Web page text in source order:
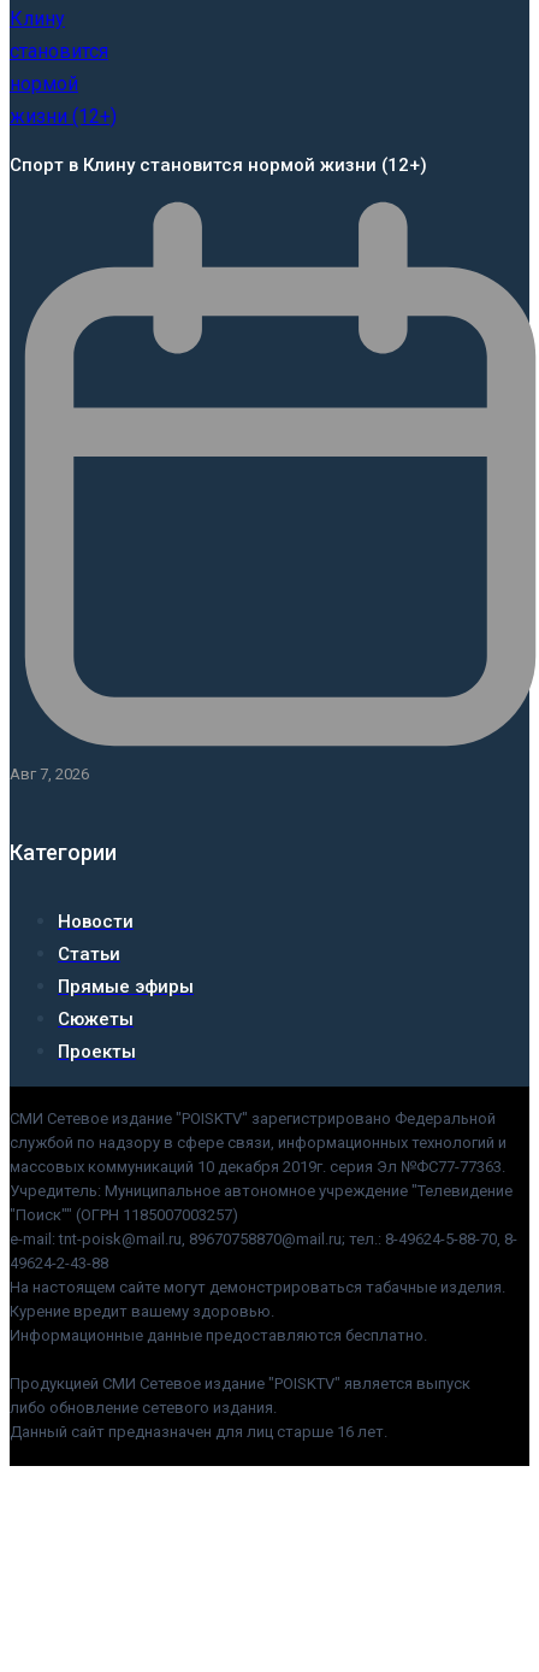
Спорт в Клину становится нормой жизни (12+)
Авг 7, 2026
Категории
Новости
Статьи
Прямые эфиры
Сюжеты
Проекты
СМИ Сетевое издание "POISKTV" зарегистрировано Федеральной
службой по надзору в сфере связи, информационных технологий и
массовых коммуникаций 10 декабря 2019г. серия Эл №ФС77-77363.
Учредитель: Муниципальное автономное учреждение "Телевидение
"Поиск"" (ОГРН 1185007003257)
e-mail: tnt-poisk@mail.ru, 89670758870@mail.ru; тел.: 8-49624-5-88-70, 8-
49624-2-43-88
На настоящем сайте могут демонстрироваться табачные изделия.
Курение вредит вашему здоровью.
Информационные данные предоставляются бесплатно.
Продукцией СМИ Сетевое издание "POISKTV" является выпуск
либо обновление сетевого издания.
Данный сайт предназначен для лиц старше 16 лет.